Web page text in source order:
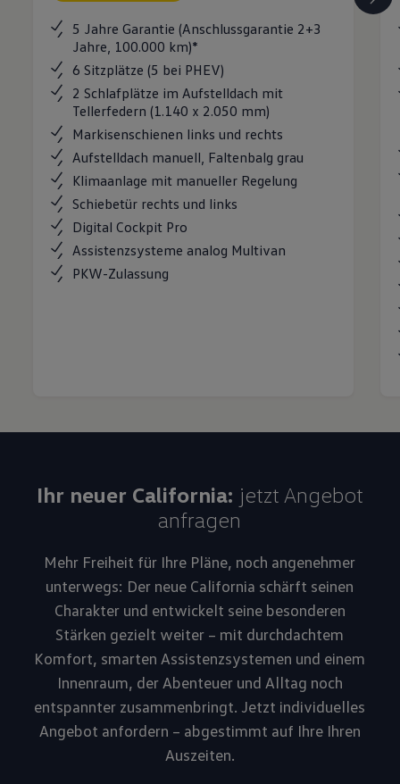
5 Jahre Garantie (Anschlussgarantie 2+3
Jahre, 100.000 km)*
6 Sitzplätze (5 bei PHEV)
2 Schlafplätze im Aufstelldach mit
Tellerfedern (1.140 x 2.050 mm)
Markisenschienen links und rechts
Aufstelldach manuell, Faltenbalg grau
Klimaanlage mit manueller Regelung
Schiebetür rechts und links
Digital Cockpit Pro
Assistenzsysteme analog Multivan
PKW-Zulassung
Ihr neuer California: jetzt Angebot
anfragen
Mehr Freiheit für Ihre Pläne, noch angenehmer
unterwegs: Der neue California schärft seinen
Charakter und entwickelt seine besonderen
Stärken gezielt weiter – mit durchdachtem
Komfort, smarten Assistenzsystemen und einem
Innenraum, der Abenteuer und Alltag noch
entspannter zusammenbringt. Jetzt individuelles
Angebot anfordern – abgestimmt auf Ihre Ihren
Auszeiten.